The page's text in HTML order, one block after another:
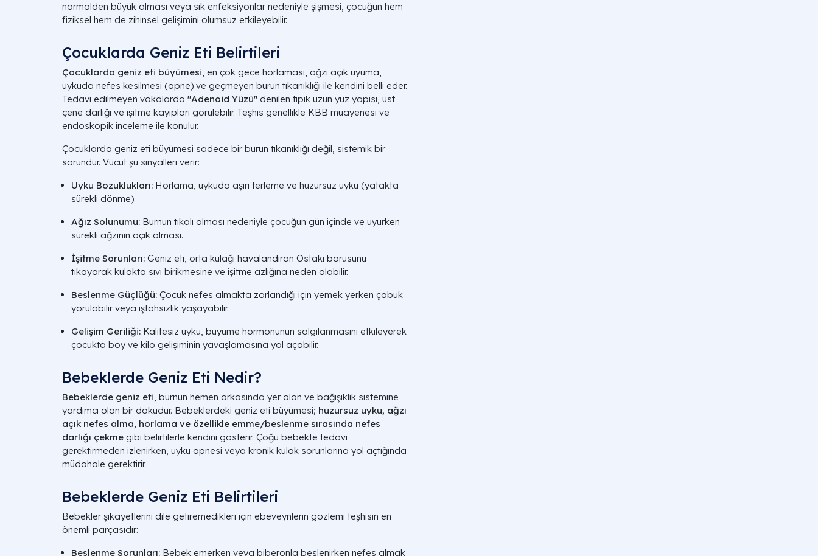
normalden büyük olması veya sık enfeksiyonlar nedeniyle şişmesi, çocuğun hem
fiziksel hem de zihinsel gelişimini olumsuz etkileyebilir.
Çocuklarda Geniz Eti Belirtileri
Çocuklarda geniz eti büyümesi, en çok gece horlaması, ağzı açık uyuma,
uykuda nefes kesilmesi (apne) ve geçmeyen burun tıkanıklığı ile kendini belli eder.
Tedavi edilmeyen vakalarda "Adenoid Yüzü" denilen tipik uzun yüz yapısı, üst
çene darlığı ve işitme kayıpları görülebilir. Teşhis genellikle KBB muayenesi ve
endoskopik inceleme ile konulur.
Çocuklarda geniz eti büyümesi sadece bir burun tıkanıklığı değil, sistemik bir
sorundur. Vücut şu sinyalleri verir:
Uyku Bozuklukları: Horlama, uykuda aşırı terleme ve huzursuz uyku (yatakta
sürekli dönme).
Ağız Solunumu: Burnun tıkalı olması nedeniyle çocuğun gün içinde ve uyurken
sürekli ağzının açık olması.
İşitme Sorunları: Geniz eti, orta kulağı havalandıran Östaki borusunu
tıkayarak kulakta sıvı birikmesine ve işitme azlığına neden olabilir.
Beslenme Güçlüğü: Çocuk nefes almakta zorlandığı için yemek yerken çabuk
yorulabilir veya iştahsızlık yaşayabilir.
Gelişim Geriliği: Kalitesiz uyku, büyüme hormonunun salgılanmasını etkileyerek
çocukta boy ve kilo gelişiminin yavaşlamasına yol açabilir.
Bebeklerde Geniz Eti Nedir?
Bebeklerde geniz eti, burnun hemen arkasında yer alan ve bağışıklık sistemine
yardımcı olan bir dokudur. Bebeklerdeki geniz eti büyümesi; huzursuz uyku, ağzı
açık nefes alma, horlama ve özellikle emme/beslenme sırasında nefes
darlığı çekme gibi belirtilerle kendini gösterir. Çoğu bebekte tedavi
gerektirmeden izlenirken, uyku apnesi veya kronik kulak sorunlarına yol açtığında
müdahale gerektirir.
Bebeklerde Geniz Eti Belirtileri
Bebekler şikayetlerini dile getiremedikleri için ebeveynlerin gözlemi teşhisin en
önemli parçasıdır:
Beslenme Sorunları: Bebek emerken veya biberonla beslenirken nefes almak